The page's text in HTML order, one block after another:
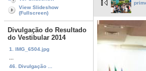
View Slideshow
(Fullscreen)
Divulgação do Resultado
do Vestibular 2014
1. IMG_6504.jpg
46. Divulgação ...